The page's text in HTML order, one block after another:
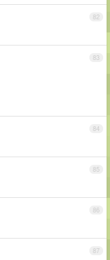
82
83
84
85
86
87